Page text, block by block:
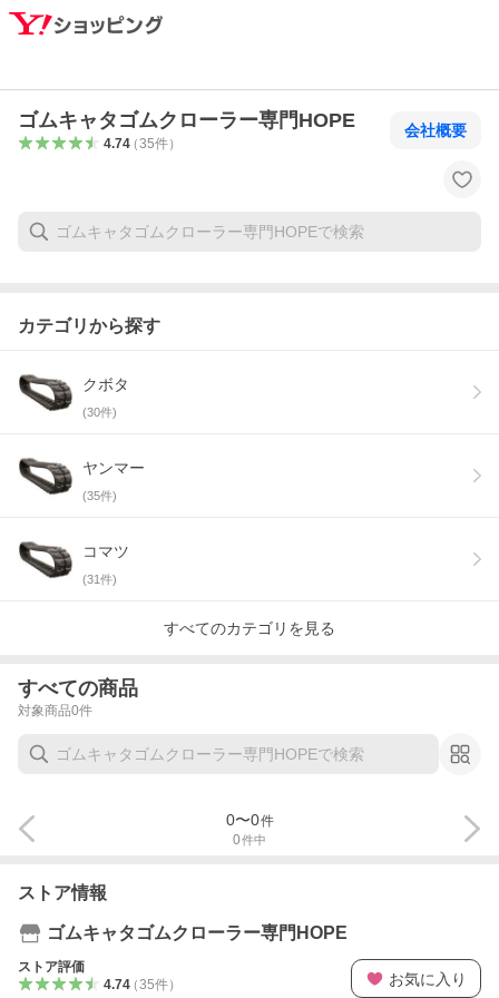
ゴムキャタゴムクローラー専門HOPE
4.74（35件）
会社概要
カテゴリから探す
クボタ
(30件)
ヤンマー
(35件)
コマツ
(31件)
すべてのカテゴリを見る
すべての商品
対象商品0件
0件中
0〜0件
ストア情報
ゴムキャタゴムクローラー専門HOPE
ストア評価
4.74（35件） お気に入り